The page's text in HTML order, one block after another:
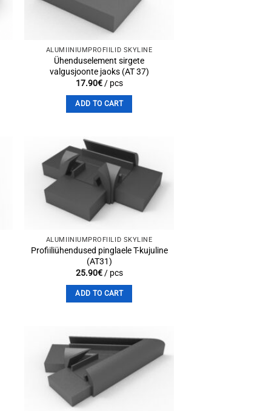
ALUMIINIUMPROFIILID SKYLINE
Ühenduselement sirgete
valgusjoonte jaoks (AT 37)
17.90€/ pcs
ADD TO CART
wishlist
ALUMIINIUMPROFIILID SKYLINE
Profiiliühendused pinglaele T-kujuline
(AT31)
25.90€/ pcs
ADD TO CART
Add to
wishlist